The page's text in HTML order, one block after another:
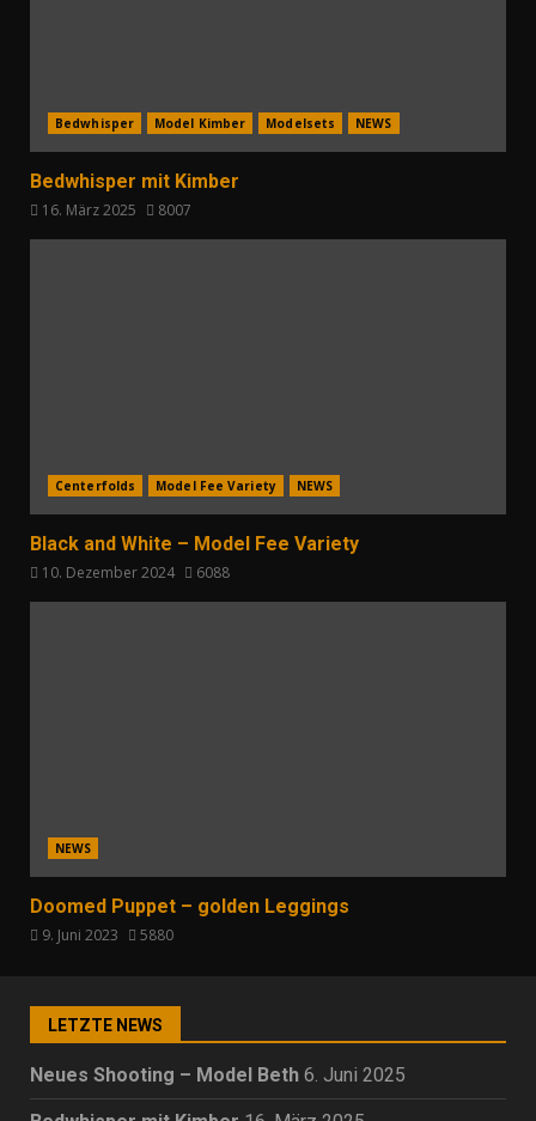
Bedwhisper Model Kimber Modelsets NEWS
Bedwhisper mit Kimber
16. März 2025 8007
Centerfolds Model Fee Variety NEWS
Black and White – Model Fee Variety
10. Dezember 2024 6088
NEWS
Doomed Puppet – golden Leggings
9. Juni 2023 5880
LETZTE NEWS
Neues Shooting – Model Beth 6. Juni 2025